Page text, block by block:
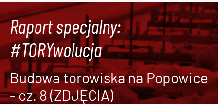
Raport specjalny:
#TORYwolucja
Budowa torowiska na Popowice
- cz. 8 (ZDJĘCIA)